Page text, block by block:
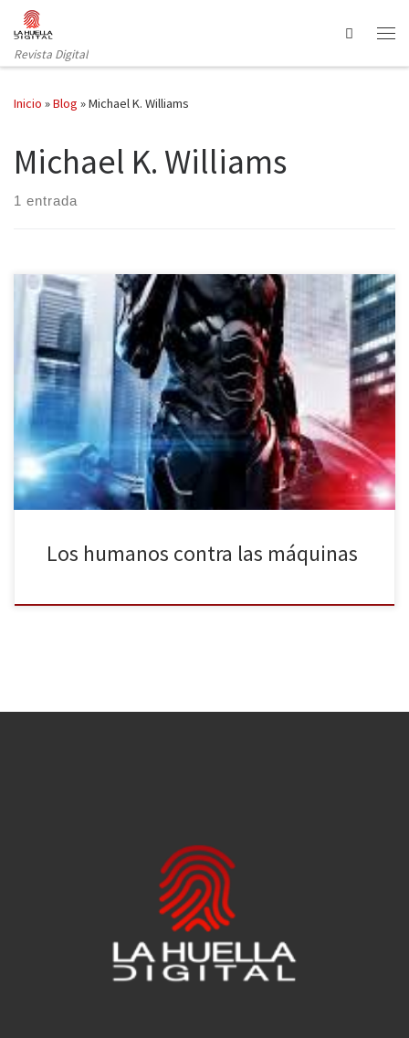
Saltar al contenido
Revista Digital
Search
Inicio »Blog »Michael K. Williams
Michael K. Williams
1 entrada
De la mano del director José Padilha, hoy viernes 14 de Febrero,
se estrena en nuestras pantallas la nueva película de RoboCop,
que nos cuenta de nuevo su historia, de una manera más
moderna, pero como siempre, con mucha acción y tiroteos. Es el
año 2028, una época en la […]
Los humanos contra las máquinas